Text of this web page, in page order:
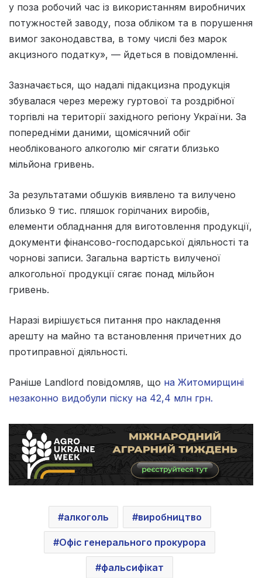
у поза робочий час із використанням виробничих
потужностей заводу, поза обліком та в порушення
вимог законодавства, в тому числі без марок
акцизного податку», — йдеться в повідомленні.
Зазначається, що надалі підакцизна продукція
збувалася через мережу гуртової та роздрібної
торгівлі на території західного регіону України. За
попередніми даними, щомісячний обіг
необлікованого алкоголю міг сягати близько
мільйона гривень.
За результатами обшуків виявлено та вилучено
близько 9 тис. пляшок горілчаних виробів,
елементи обладнання для виготовлення продукції,
документи фінансово-господарської діяльності та
чорнові записи. Загальна вартість вилученої
алкогольної продукції сягає понад мільйон
гривень.
Наразі вирішується питання про накладення
арешту на майно та встановлення причетних до
протиправної діяльності.
Раніше Landlord повідомляв, що на Житомирщині
незаконно видобули піску на 42,4 млн грн.
алкоголь виробництво
Офіс генерального прокурора
фальсифікат